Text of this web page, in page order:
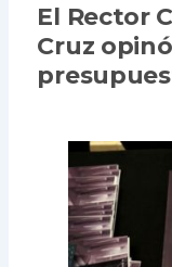
El Rector
Cruz